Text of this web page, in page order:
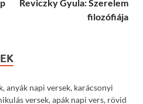
Reviczky Gyula: Szerelem
filozófiája
anyák napi versek, karácsonyi
versek, apák napi vers, rövid